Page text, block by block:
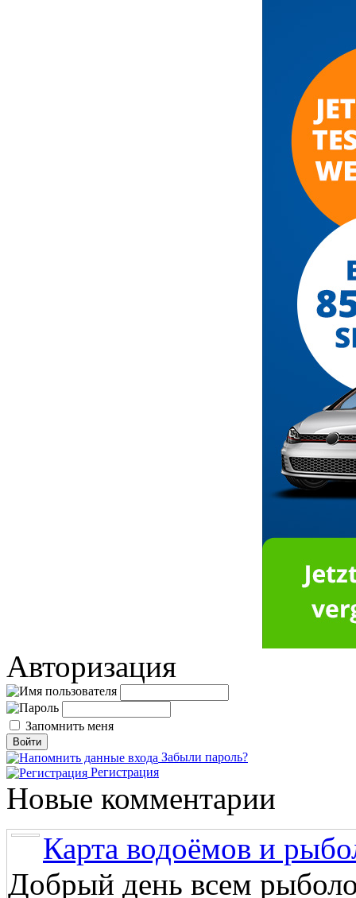
Авторизация
Запомнить меня
Забыли пароль?
Регистрация
Новые комментарии
Карта водоёмов и
Добрый день всем